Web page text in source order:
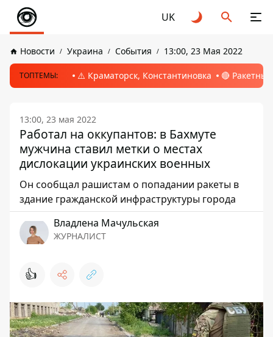
UK
Новости Украина События 13:00, 23 Мая 2022
ТОПТЕМЫ: ⚠️ Краматорск, Константиновка 🔴
13:00, 23 мая 2022
Работал на оккупантов: в Бахмуте
мужчина ставил метки о местах
дислокации украинских военных
Он сообщал рашистам о попадании ракеты в
здание гражданской инфраструктуры города
Владлена Мачульская
ЖУРНАЛИСТ
👍